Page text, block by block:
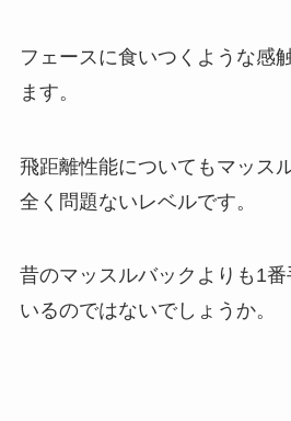
フェースに食いつくような感
ます。
飛距離性能についてもマッス
全く問題ないレベルです。
昔のマッスルバックよりも1
いるのではないでしょうか。